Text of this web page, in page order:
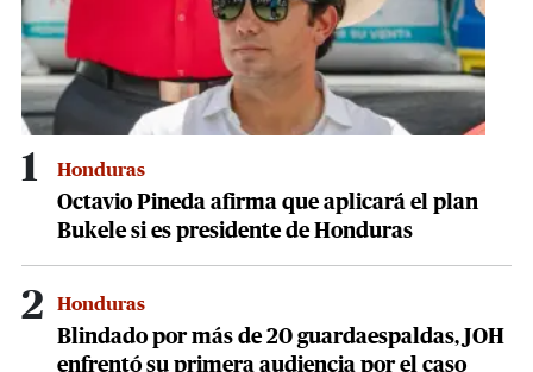
1 Honduras
Octavio Pineda afirma que aplicará el plan
Bukele si es presidente de Honduras
2 Honduras
Blindado por más de 20 guardaespaldas, JOH
enfrentó su primera audiencia por el caso